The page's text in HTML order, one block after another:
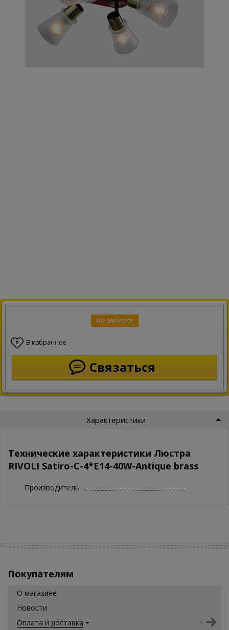
ПО ЗАПРОСУ
0 В избранное
Связаться
Характеристики
Технические характеристики Люстра
RIVOLI Satiro-C-4*E14-40W-Antique brass
Производитель
Покупателям
О магазине
Новости
Оплата и доставка